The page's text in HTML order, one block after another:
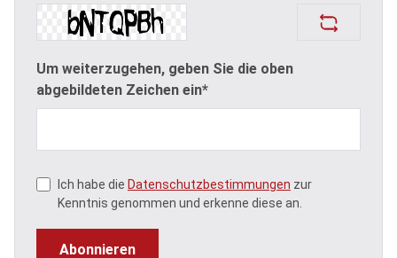
Um weiterzugehen, geben Sie die oben
abgebildeten Zeichen ein*
Ich habe die Datenschutzbestimmungen zur
Kenntnis genommen und erkenne diese an.
Abonnieren